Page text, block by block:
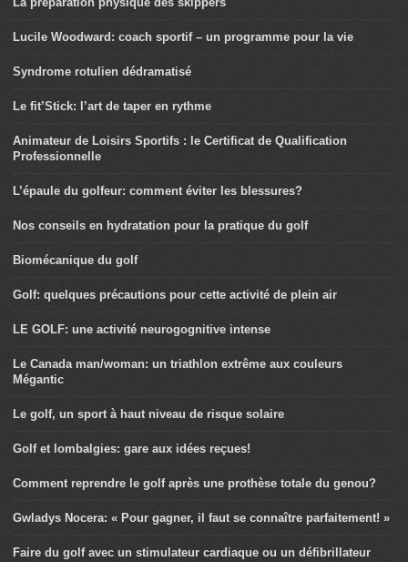
Lucile Woodward: coach sportif – un programme pour la vie
Syndrome rotulien dédramatisé
Le fit’Stick: l’art de taper en rythme
Animateur de Loisirs Sportifs : le Certificat de Qualification
Professionnelle
L’épaule du golfeur: comment éviter les blessures?
Nos conseils en hydratation pour la pratique du golf
Biomécanique du golf
Golf: quelques précautions pour cette activité de plein air
LE GOLF: une activité neurogognitive intense
Le Canada man/woman: un triathlon extrême aux couleurs
Mégantic
Le golf, un sport à haut niveau de risque solaire
Golf et lombalgies: gare aux idées reçues!
Comment reprendre le golf après une prothèse totale du genou?
Gwladys Nocera: « Pour gagner, il faut se connaître parfaitement! »
Faire du golf avec un stimulateur cardiaque ou un défibrillateur